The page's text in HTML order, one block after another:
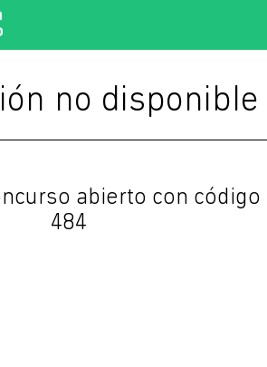
no disponible
abierto con código
484